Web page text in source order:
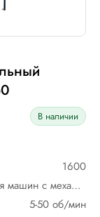
В наличии
1600
600 и 400 (для машин с механическим мостом)
5-50 об/мин